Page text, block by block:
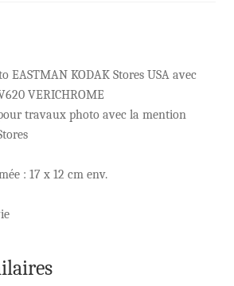
EASTMAN KODAK Stores USA avec
VERICHROME
travaux photo avec la mention
: 17 x 12 cm env.